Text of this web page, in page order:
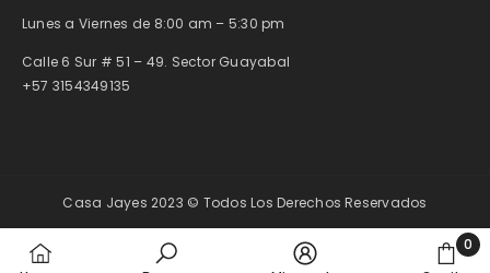
Lunes a Viernes de 8:00 am – 5:30 pm
Calle 6 Sur # 51 – 49. Sector Guayabal
+57 3154349135
Casa Jayes 2023 © Todos Los Derechos Reservados
0
0